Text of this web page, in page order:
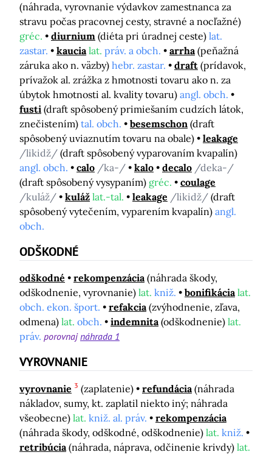
(náhrada, vyrovnanie výdavkov zamestnanca za
stravu počas pracovnej cesty, stravné a nocľažné)
gréc.
diurnium (diéta pri úradnej ceste) lat.
zastar.
kaucia lat. práv. a obch. arrha (peňažná
záruka ako n. väzby) hebr. zastar. draft (prídavok,
prívažok al. zrážka z hmotnosti tovaru ako n. za
úbytok hmotnosti al. kvality tovaru) angl. obch.
fusti (draft spôsobený primiešaním cudzích látok,
znečistením) tal. obch. besemschon (draft
spôsobený uviaznutím tovaru na obale)
leakage
/likidž/ (draft spôsobený vyparovaním kvapalín)
angl. obch.
calo /ka-/ kalo decalo /deka-/
(draft spôsobený vysypaním) gréc.
coulage
/kuláž/
kuláž lat.-tal. leakage /likidž/ (draft
spôsobený vytečením, vyparením kvapalín) angl.
obch.
ODŠKODNÉ
odškodné rekompenzácia (náhrada škody,
odškodnenie, vyrovnanie) lat. kniž. bonifikácia lat.
obch. ekon. šport.
refakcia (zvýhodnenie, zľava,
odmena) lat. obch. indemnita (odškodnenie) lat.
práv. porovnajnáhrada 1
VYROVNANIE
vyrovnanie 3 (zaplatenie) refundácia (náhrada
nákladov, sumy, kt. zaplatil niekto iný; náhrada
všeobecne) lat. kniž. al. práv.
rekompenzácia
(náhrada škody, odškodné, odškodnenie) lat. kniž.
retribúcia (náhrada, náprava, odčinenie krivdy) lat.